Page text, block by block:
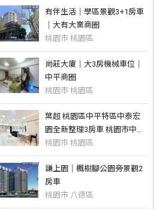
有伴生活｜學區景觀3+1房車
｜大有大業商圈
桃園市 桃園區
尚莊大廈｜大3房機械車位｜
中平商圈
桃園市 桃園區
葉超 桃園區中平特區中泰宏
園全新整理3房車 桃園市中古
屋
桃園市 桃園區
謙上園｜楓樹腳公園旁景觀2
房車
桃園市 八德區